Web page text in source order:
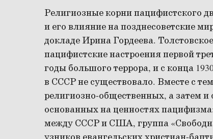
Религиозные корни пацифистского
и его влияние на позднесоветские
докладе Ирина Гордеева.
пацифистские настроения первой
годы большого террора, и с конца
в СССР не существовало. Вместе с
религиозно-общественных, а затем и
основанных на ценностях
между СССР и США, группа